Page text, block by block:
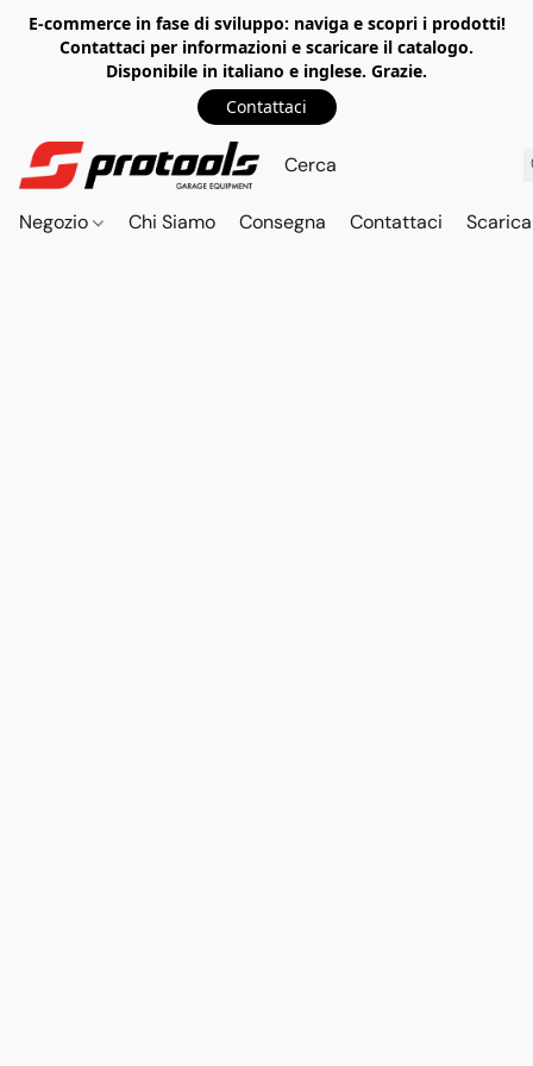
E-commerce in fase di sviluppo: naviga e scopri i prodotti!
Contattaci per informazioni e scaricare il catalogo.
Disponibile in italiano e inglese. Grazie.
Contattaci
Negozio Chi Siamo Consegna Contattaci Scarica